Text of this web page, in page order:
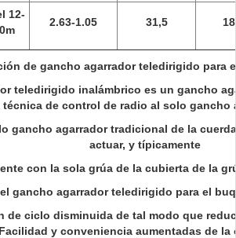
12-
2.63-1.05 31,5
de gancho agarrador teledirigido para
teledirigido inalámbrico es un gancho
de control de radio al solo gancho
gancho agarrador tradicional de la
actuar, y típicamente
con la sola grúa de la cubierta de la
gancho agarrador teledirigido para el
de ciclo disminuida de tal modo que
Facilidad y conveniencia aumentadas de la